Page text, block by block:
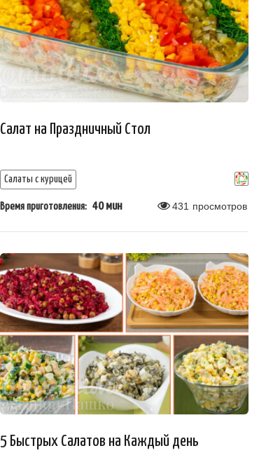
Салат на Праздничный Стол
Салаты с курицей
Время приготовления: 40 мин 431 просмотров
5 Быстрых Салатов на Каждый день